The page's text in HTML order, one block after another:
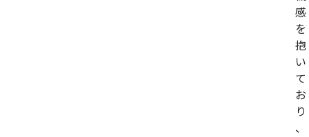
感
を
抱
い
て
お
り
、